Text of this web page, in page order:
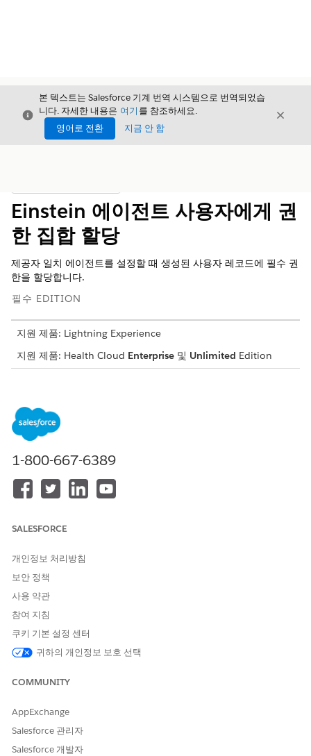
닫기
본 텍스트는 Salesforce 기계 번역 시스템으로 번역되었습
니다. 자세한 내용은 여기 를 참조하세요.
영어로 전환
지금 안 함
닫기
Einstein 에이전트 사용자에게 권
한 집합 할당
제공자 일치 에이전트를 설정할 때 생성된 사용자 레코드에 필수 권
한을 할당합니다.
필수 EDITION
지원 제품: Lightning Experience
지원 제품: Health Cloud Enterprise 및 Unlimited Edition
권한 집합 할당
설정에서 사용자 를 찾아서 선택합니다.
EinsteinServiceAgent 사용자
이Einstein Agent User
니다.
사용 가능한 권한 집합 아래에서
for AI Autonomous Agents(ASA)
가
를 클릭합니다.
변경 사항을 저장합니다.
1-800-667-6389
SALESFORCE
개인정보 처리방침
보안 정책
사용 약관
참여 지침
쿠키 기본 설정 센터
귀하의 개인정보 보호 선택
COMMUNITY
AppExchange
Salesforce 관리자
Salesforce 개발자